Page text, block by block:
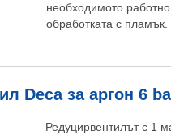
необходимото
обработката с пламък.
Deca за аргон 6
Редуцирвентилът с 1